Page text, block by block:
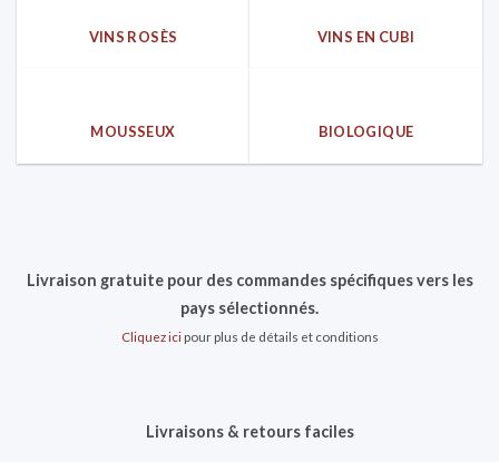
VINS ROSÈS VINS EN CUBI
MOUSSEUX BIOLOGIQUE
Livraison gratuite pour des commandes spécifiques vers les
pays sélectionnés.
Cliquez icipour plus de détails et conditions
Livraisons & retours faciles